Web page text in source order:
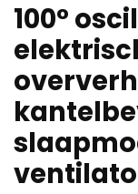
100°